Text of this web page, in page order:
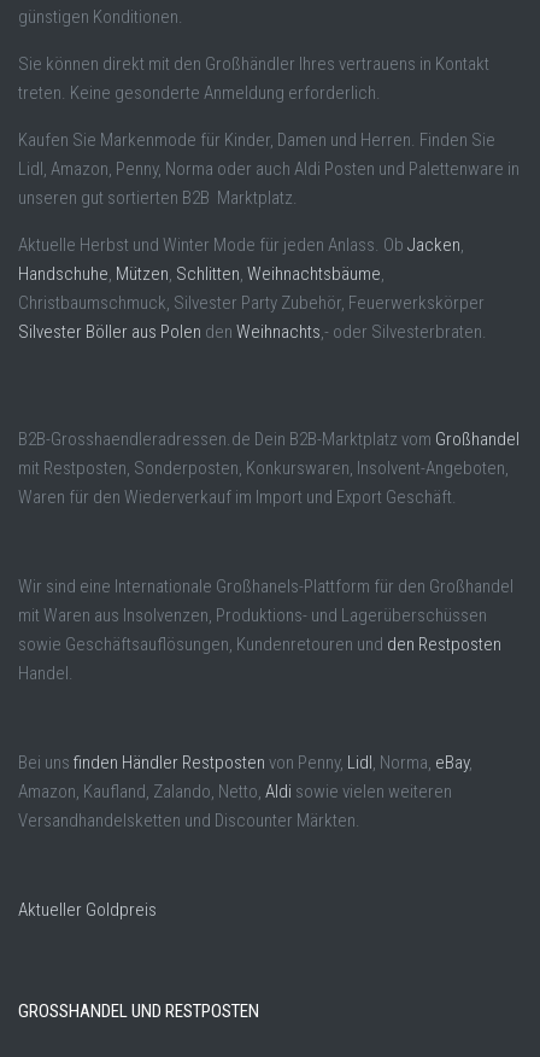
günstigen Konditionen.
Sie können direkt mit den Großhändler Ihres vertrauens in Kontakt
treten. Keine gesonderte Anmeldung erforderlich.
Kaufen Sie Markenmode für Kinder, Damen und Herren. Finden Sie
Lidl, Amazon, Penny, Norma oder auch Aldi Posten und Palettenware in
unseren gut sortierten B2B Marktplatz.
Aktuelle Herbst und Winter Mode für jeden Anlass. Ob Jacken,
Handschuhe, Mützen, Schlitten, Weihnachtsbäume,
Christbaumschmuck, Silvester Party Zubehör, Feuerwerkskörper
Silvester Böller aus Polen den Weihnachts,- oder Silvesterbraten.
B2B-Grosshaendleradressen.de Dein B2B-Marktplatz vom Großhandel
mit Restposten, Sonderposten, Konkurswaren, Insolvent-Angeboten,
Waren für den Wiederverkauf im Import und Export Geschäft.
Wir sind eine Internationale Großhanels-Plattform für den Großhandel
mit Waren aus Insolvenzen, Produktions- und Lagerüberschüssen
sowie Geschäftsauflösungen, Kundenretouren und den Restposten
Handel.
Bei uns finden Händler Restposten von Penny, Lidl , Norma, eBay,
Amazon, Kaufland, Zalando, Netto, Aldi sowie vielen weiteren
Versandhandelsketten und Discounter Märkten.
Aktueller Goldpreis
GROSSHANDEL UND RESTPOSTEN